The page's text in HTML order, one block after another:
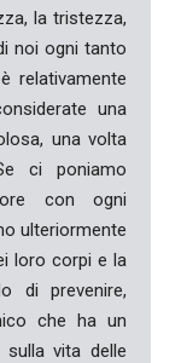
la tristezza,
noi ogni tanto
relativamente
una
una volta
ci poniamo
con ogni
ulteriormente
loro corpi e la
di prevenire,
che ha un
sulla vita delle